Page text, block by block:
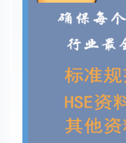
仅为1.5%~3%。
高温,易氧化变黄,
间由于霉变、陈化
材料每年损失约
越选3*为试材,由
先进的机械、电子
大米专用PE.PVC
高消费支撑，大米